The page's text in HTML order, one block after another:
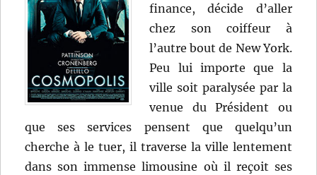
finance, décide d’aller
chez son coiffeur à
l’autre bout de New York.
Peu lui importe que la
ville soit paralysée par la
venue du Président ou
que ses services pensent que quelqu’un
cherche à le tuer, il traverse la ville lentement
dans son immense limousine où il reçoit ses